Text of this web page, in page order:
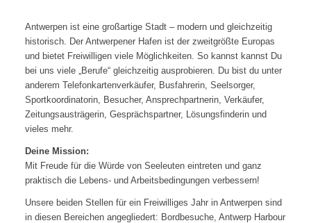
Antwerpen ist eine großartige Stadt – modern und gleichzeitig
historisch. Der Antwerpener Hafen ist der zweitgrößte Europas
und bietet Freiwilligen viele Möglichkeiten. So kannst kannst Du
bei uns viele „Berufe“ gleichzeitig ausprobieren. Du bist du unter
anderem Telefonkartenverkäufer, Busfahrerin, Seelsorger,
Sportkoordinatorin, Besucher, Ansprechpartnerin, Verkäufer,
Zeitungsausträgerin, Gesprächspartner, Lösungsfinderin und
vieles mehr.
Deine Mission:
Mit Freude für die Würde von Seeleuten eintreten und ganz
praktisch die Lebens- und Arbeitsbedingungen verbessern!
Unsere beiden Stellen für ein Freiwilliges Jahr in Antwerpen sind
in diesen Bereichen angegliedert: Bordbesuche, Antwerp Harbour